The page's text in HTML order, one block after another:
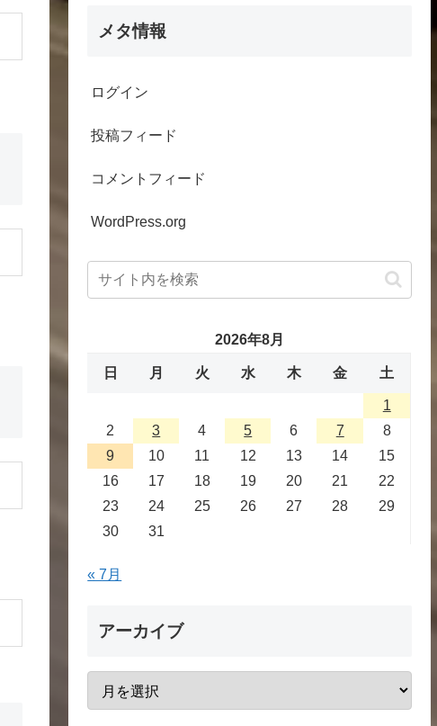
メタ情報
ログイン
投稿フィード
コメントフィード
WordPress.org
2026年8月
日 月 火 水 木 金 土
1
2
3 4 5 6 7
8
9
10 11 12 13 14
15
16
17 18 19 20 21
22
23
24 25 26 27 28
29
30
31
« 7月
アーカイブ